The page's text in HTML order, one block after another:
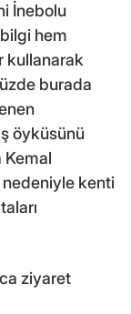
İnebolu
hem
kullanarak
burada
öyküsünü
Kemal
nedeniyle kenti
ziyaret